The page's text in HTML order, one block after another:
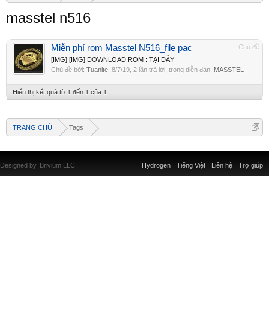
masstel n516
Chủ đề
Miễn phí rom Masstel N516_file pac
[IMG] [IMG] DOWNLOAD ROM : TẠI ĐÂY
Chủ đề bởi: Tuanlte 8/7/19 , 2 lần trả lời, trong diễn đàn: MASSTEL
Hiển thị kết quả từ 1 đến 1 của 1
TRANG CHỦ Tags
Liên hệ Trợ giúp
Hydrogen Tiếng Việt
Designed by Brivium LLC.